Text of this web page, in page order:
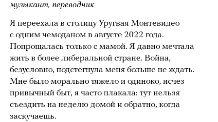
музыкант, переводчик
Я переехала в столицу Уругвая Монтевидео
с одним чемоданом в августе 2022 года.
Попрощалась только с мамой. Я давно мечтала
жить в более либеральной стране. Война,
безусловно, подстегнула меня больше не ждать.
Мне было морально тяжело и одиноко, исчез
привычный быт, я часто плакала: тут нельзя
съездить на неделю домой и обратно, когда
заскучаешь.